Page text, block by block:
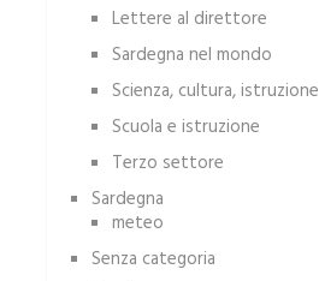
Lettere al direttore
Sardegna nel mondo
Scienza, cultura, istruzione
Scuola e istruzione
Terzo settore
Sardegna
meteo
Senza categoria